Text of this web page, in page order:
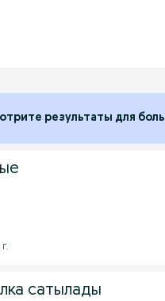
результаты для
сатылады